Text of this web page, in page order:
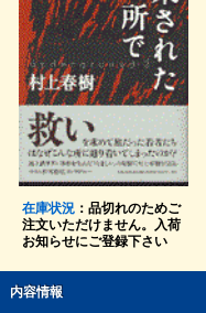
在庫状況：品切れのためご
注文いただけません。入荷
お知らせにご登録下さい
内容情報